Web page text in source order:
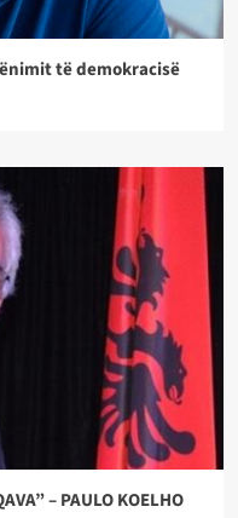
të demokracisë
– PAULO KOELHO